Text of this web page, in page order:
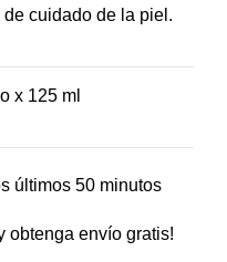
de cuidado de la piel.
x 125 ml
últimos 50 minutos
obtenga envío gratis!